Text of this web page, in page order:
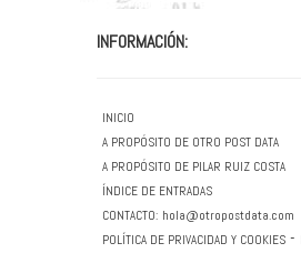
INFORMACIÓN:
INICIO
A PROPÓSITO DE OTRO POST DATA
A PROPÓSITO DE PILAR RUIZ COSTA
ÍNDICE DE ENTRADAS
CONTACTO: hola@otropostdata.com
POLÍTICA DE PRIVACIDAD Y COOKIES -